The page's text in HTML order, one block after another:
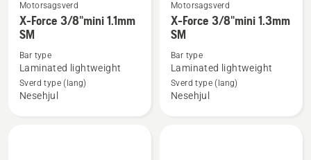
Se
flere
detaljer
om
Force
Motorsagsverd
X-Force 3/8"mini 1.1mm
SM
Bar type
Laminated lightweight
Sverd type (lang)
Nesehjul
Se
flere
detaljer
om
Force
Motorsagsverd
X-Force 3/8"mini 1.3mm
SM
Bar type
Laminated lightweight
Sverd type (lang)
Nesehjul